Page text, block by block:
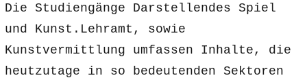
Die Studiengänge Darstellendes Spiel
und Kunst.Lehramt, sowie
Kunstvermittlung umfassen Inhalte, die
heutzutage in so bedeutenden Sektoren